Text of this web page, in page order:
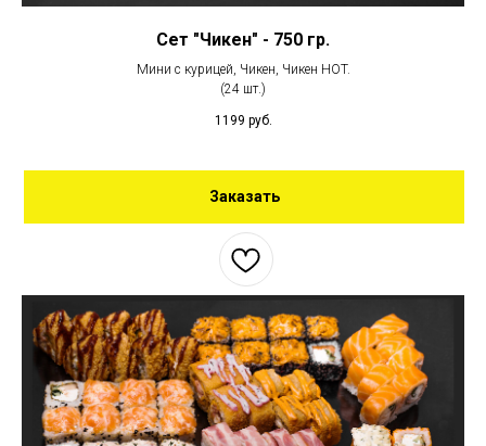
Сет "Чикен" - 750 гр.
Мини с курицей, Чикен, Чикен HOT.
(24 шт.)
1199 руб.
Заказать